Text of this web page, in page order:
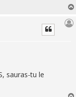
sauras-tu le